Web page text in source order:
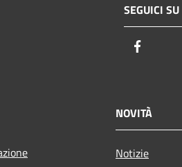
SEGUICI SU
NOVITÀ
Notizie